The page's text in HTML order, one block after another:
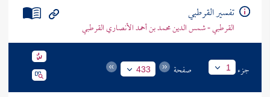
تفسير القرطبي
القرطبي - شمس الدين محمد بن أحمد الأنصاري القرطبي
جزء 1 صفحة 433